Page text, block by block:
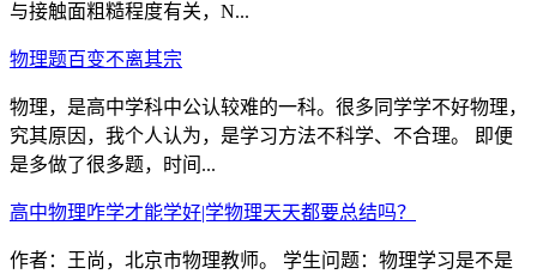
与接触面粗糙程度有关，N...
物理题百变不离其宗
物理，是高中学科中公认较难的一科。很多同学学不好物理，
究其原因，我个人认为，是学习方法不科学、不合理。 即便
是多做了很多题，时间...
高中物理咋学才能学好|学物理天天都要总结吗？
作者：王尚，北京市物理教师。 学生问题：物理学习是不是